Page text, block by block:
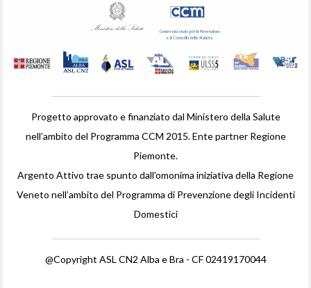
Progetto approvato e finanziato dal Ministero della Salute
nell’ambito del Programma CCM 2015. Ente partner Regione
Piemonte.
Argento Attivo trae spunto dall’omonima iniziativa della Regione
Veneto nell’ambito del Programma di Prevenzione degli Incidenti
Domestici
@Copyright ASL CN2 Alba e Bra - CF 02419170044